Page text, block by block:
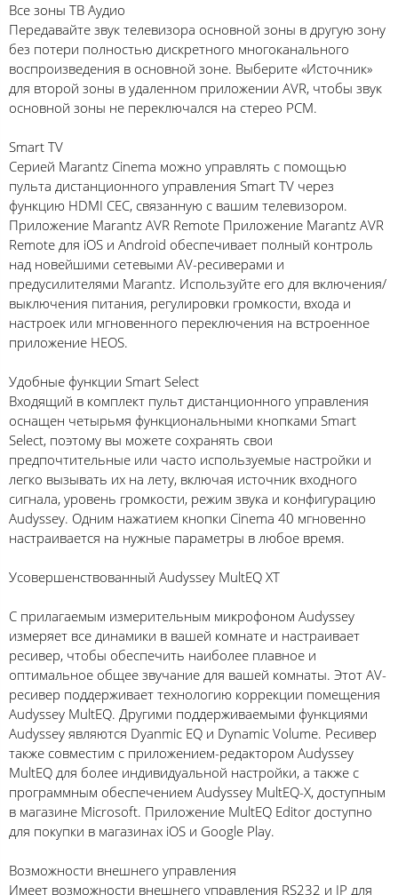
Все зоны ТВ Аудио
Передавайте звук телевизора основной зоны в другую зону
без потери полностью дискретного многоканального
воспроизведения в основной зоне. Выберите «Источник»
для второй зоны в удаленном приложении AVR, чтобы звук
основной зоны не переключался на стерео PCM.
Smart TV
Серией Marantz Cinema можно управлять с помощью
пульта дистанционного управления Smart TV через
функцию HDMI CEC, связанную с вашим телевизором.
Приложение Marantz AVR Remote Приложение Marantz AVR
Remote для iOS и Android обеспечивает полный контроль
над новейшими сетевыми AV-ресиверами и
предусилителями Marantz. Используйте его для включения/
выключения питания, регулировки громкости, входа и
настроек или мгновенного переключения на встроенное
приложение HEOS.
Удобные функции Smart Select
Входящий в комплект пульт дистанционного управления
оснащен четырьмя функциональными кнопками Smart
Select, поэтому вы можете сохранять свои
предпочтительные или часто используемые настройки и
легко вызывать их на лету, включая источник входного
сигнала, уровень громкости, режим звука и конфигурацию
Audyssey. Одним нажатием кнопки Cinema 40 мгновенно
настраивается на нужные параметры в любое время.
Усовершенствованный Audyssey MultEQ XT
С прилагаемым измерительным микрофоном Audyssey
измеряет все динамики в вашей комнате и настраивает
ресивер, чтобы обеспечить наиболее плавное и
оптимальное общее звучание для вашей комнаты. Этот AV-
ресивер поддерживает технологию коррекции помещения
Audyssey MultEQ. Другими поддерживаемыми функциями
Audyssey являются Dyanmic EQ и Dynamic Volume. Ресивер
также совместим с приложением-редактором Audyssey
MultEQ для более индивидуальной настройки, а также с
программным обеспечением Audyssey MultEQ-X, доступным
в магазине Microsoft. Приложение MultEQ Editor доступно
для покупки в магазинах iOS и Google Play.
Возможности внешнего управления
Имеет возможности внешнего управления RS232 и IP для